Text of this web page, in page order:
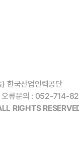
한국산업인력공단
류문의 : 052-714-
RIGHTS